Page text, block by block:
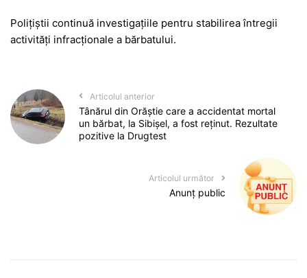
Polițiștii continuă investigațiile pentru stabilirea întregii
activități infracționale a bărbatului.
Articolul anterior
Tânărul din Orăștie care a accidentat mortal
un bărbat, la Sibișel, a fost reținut. Rezultate
pozitive la Drugtest
Articolul următor
Anunț public